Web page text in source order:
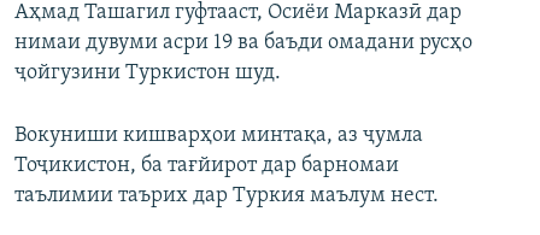
Аҳмад Ташагил гуфтааст, Осиёи Марказӣ дар
нимаи дувуми асри 19 ва баъди омадани русҳо
ҷойгузини Туркистон шуд.
Вокуниши кишварҳои минтақа, аз ҷумла
Тоҷикистон, ба тағйирот дар барномаи
таълимии таърих дар Туркия маълум нест.